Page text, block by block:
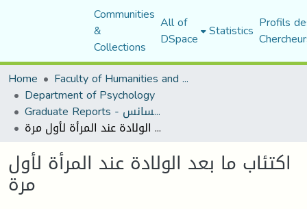
Communities
&
Collections
All of
DSpace Statistics Profils
Home
Faculty of Humanities and Social Sciences
Department of Psychology
Graduate Reports - تقارير الليسانس
اكتئاب ما بعد الولادة عند المرأة لأول مرة
اكتئاب ما بعد الولادة عند المرأة لأول
مرة